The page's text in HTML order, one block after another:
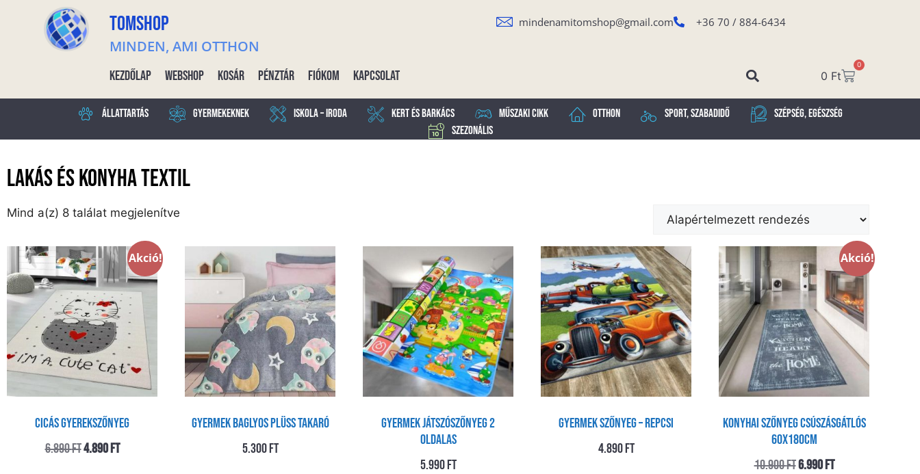
TOMSHOP
MINDEN, AMI OTTHON
mindenamitomshop@gmail.com +36 70 / 884-6434
Kezdőlap Webshop Kosár Pénztár Fiókom Kapcsolat 0 Ft
0
Állattartás Gyermekeknek Iskola – Iroda Kert és Barkács Műszaki cikk Otthon Sport, Szabadidő
Szépség, Egészség
Szezonális
Lakás és Konyha textil
Mind a(z) 8 találat megjelenítve
Akció!
Cicás gyerekszőnyeg
6.890Ft4.890Ft
Gyermek Baglyos Plüss Takaró
5.300Ft
Gyermek játszószőnyeg 2
oldalas
5.990Ft
Gyermek szőnyeg – Repcsi
4.890Ft
Akció!
Konyhai szőnyeg csúszásgátlós
60x180cm
10.900Ft6.990Ft